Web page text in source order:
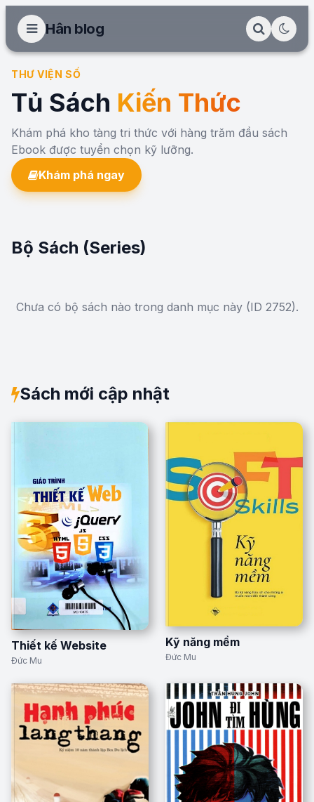
Hân blog
THƯ VIỆN SỐ
Tủ Sách Kiến Thức
Khám phá kho tàng tri thức với hàng trăm đầu sách
Ebook được tuyển chọn kỹ lưỡng.
Khám phá ngay
Bộ Sách (Series)
Chưa có bộ sách nào trong danh mục này (ID 2752).
Sách mới cập nhật
Thiết kế Website
Đức Mu
Kỹ năng mềm
Đức Mu